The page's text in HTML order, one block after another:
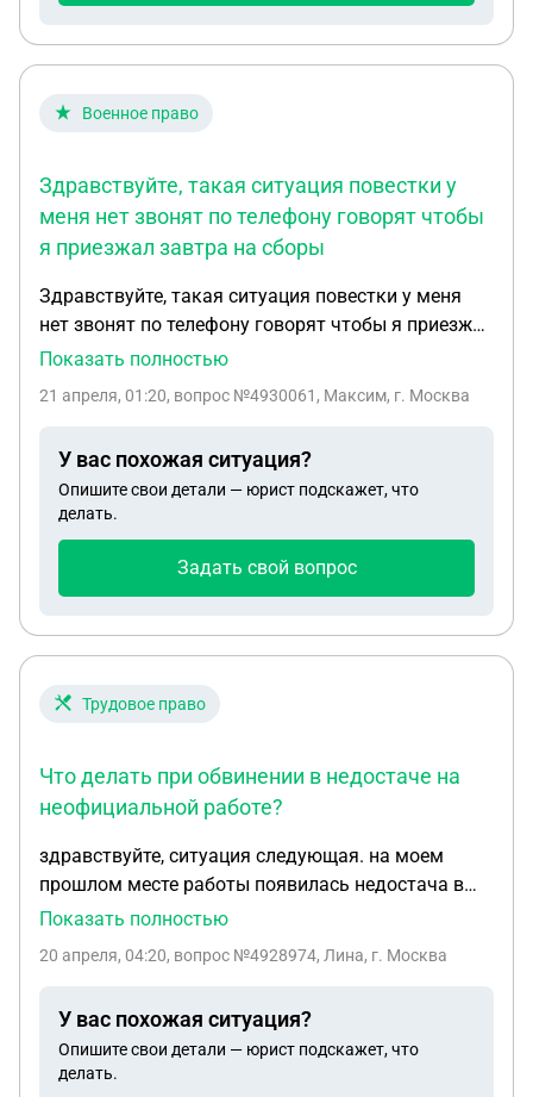
Военное право
Здравствуйте, такая ситуация повестки у
меня нет звонят по телефону говорят чтобы
я приезжал завтра на сборы
Здравствуйте, такая ситуация повестки у меня
нет звонят по телефону говорят чтобы я приезжал
завтра на сборы и сразу от туда на срочную
т.д , за тем в этот же день приехали по месту
Показать полностью
21 апреля, 01:20, вопрос №4930061, Максим, г. Москва
У вас похожая ситуация?
Опишите свои детали — юрист подскажет, что
делать.
Задать свой вопрос
Трудовое право
Что делать при обвинении в недостаче на
неофициальной работе?
здравствуйте, ситуация следующая. на моем
прошлом месте работы появилась недостача в
размере 40 тысяч рублей, по моей вине, деньги
присмотра на некоторый период времени. теперь
будет писать заявление о хищении средств, но я
не могу доказать, что это не я, так как камера
стоящая в магазине не работала. так же, уточню,
Показать полностью
20 апреля, 04:20, вопрос №4928974, Лина, г. Москва
У вас похожая ситуация?
Опишите свои детали — юрист подскажет, что
делать.